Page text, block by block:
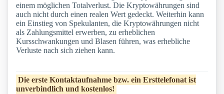
einem möglichen Totalverlust. Die Kryptowährungen sind
auch nicht durch einen realen Wert gedeckt. Weiterhin kann
ein Einstieg von Spekulanten, die Kryptowährungen nicht
als Zahlungsmittel erwerben, zu erheblichen
Kursschwankungen und Blasen führen, was erhebliche
Verluste nach sich ziehen kann.
Die erste Kontaktaufnahme bzw. ein Ersttelefonat ist
unverbindlich und kostenlos!